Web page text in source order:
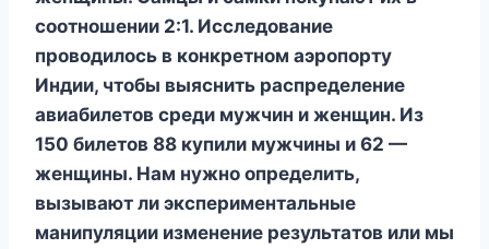
соотношении 2:1. Исследование
проводилось в конкретном аэропорту
Индии, чтобы выяснить распределение
авиабилетов среди мужчин и женщин. Из
150 билетов 88 купили мужчины и 62 —
женщины. Нам нужно определить,
вызывают ли экспериментальные
манипуляции изменение результатов или мы